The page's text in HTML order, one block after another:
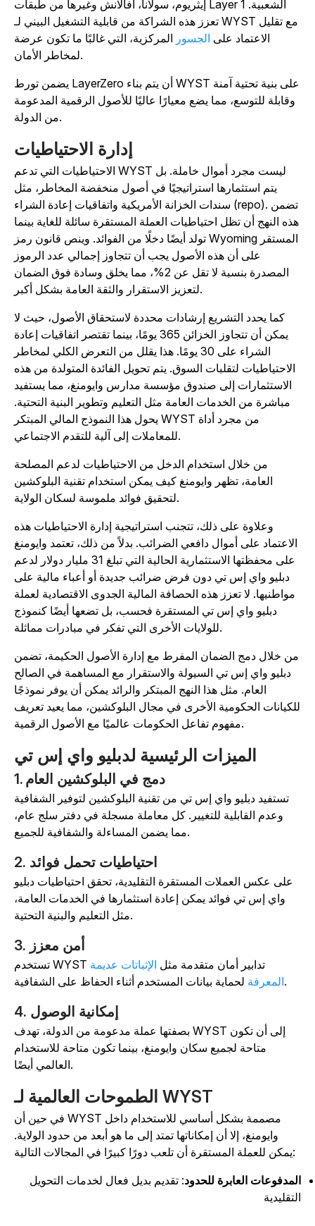
إيثريوم، سولانا، أفالانش وغيرها من طبقات Layer 1 الشعبية.
تعزز هذه الشراكة من قابلية التشغيل البيني لـ WYST مع تقليل
الاعتماد علىالجسورالمركزية، التي غالبًا ما تكون عرضة
يضمن تورط LayerZero أن يتم بناء WYST على بنية تحتية آمنة
وقابلة للتوسع، مما يضع معيارًا عاليًا للأصول الرقمية المدعومة
إدارة الاحتياطيات
الاحتياطيات التي تدعم WYST ليست مجرد أموال خاملة. بل
يتم استثمارها استراتيجيًا في أصول منخفضة المخاطر، مثل
سندات الخزانة الأمريكية واتفاقيات إعادة الشراء (repo). تضمن
هذه النهج أن تظل احتياطيات العملة المستقرة سائلة للغاية بينما
تولد أيضًا دخلًا من الفوائد. وينص قانون رمز Wyoming المستقر
على أن هذه الأصول يجب أن تتجاوز إجمالي عدد الرموز
المصدرة بنسبة لا تقل عن 2%، مما يخلق وسادة فوق الضمان
كما يحدد التشريع إرشادات محددة لاستحقاق الأصول، حيث لا
يمكن أن تتجاوز الخزائن 365 يومًا، بينما تقتصر اتفاقيات إعادة
الشراء على 30 يومًا. هذا يقلل من التعرض الكلي لمخاطر
الاحتياطيات لتقلبات السوق. يتم تحويل الفائدة المتولدة من هذه
الاستثمارات إلى صندوق مؤسسة مدارس وايومنغ، مما يستفيد
مباشرة من الخدمات العامة مثل التعليم وتطوير البنية التحتية.
يحول هذا النموذج المالي المبتكر WYST من مجرد أداة
من خلال استخدام الدخل من الاحتياطيات لدعم المصلحة
العامة، تظهر وايومنغ كيف يمكن استخدام تقنية البلوكشين
وعلاوة على ذلك، تتجنب استراتيجية إدارة الاحتياطيات هذه
الاعتماد على أموال دافعي الضرائب. بدلاً من ذلك، تعتمد وايومنغ
على محفظتها الاستثمارية الحالية التي تبلغ 31 مليار دولار لدعم
دبليو واي إس تي دون فرض ضرائب جديدة أو أعباء مالية على
مواطنيها. لا تعزز هذه الحصافة المالية الجدوى الاقتصادية لعملة
دبليو واي إس تي المستقرة فحسب، بل تضعها أيضًا كنموذج
من خلال دمج الضمان المفرط مع إدارة الأصول الحكيمة، تضمن
دبليو واي إس تي السيولة والاستقرار مع المساهمة في الصالح
العام. مثل هذا النهج المبتكر والرائد يمكن أن يوفر نموذجًا
الحكومية الأخرى في مجال البلوكشين، مما يعيد تعريف
الميزات الرئيسية لدبليو واي إس تي
1. دمج في البلوكشين العام
تستفيد دبليو واي إس تي من تقنية البلوكشين لتوفير الشفافية
وعدم القابلية للتغيير. كل معاملة مسجلة في دفتر سلج عام،
2. احتياطيات تحمل فوائد
على عكس العملات المستقرة التقليدية، تحقق احتياطيات دبليو
واي إس تي فوائد يمكن إعادة استثمارها في الخدمات العامة،
3. أمن معزز
تستخدم WYST تدابير أمان متقدمة مثلالإثباتات عديمة
المعرفة
4. إمكانية الوصول
بصفتها عملة مدعومة من الدولة، تهدف WYST إلى أن تكون
متاحة لجميع سكان وايومنغ، بينما تكون متاحة للاستخدام
الطموحات العالمية لـ WYST
في حين أن WYST مصممة بشكل أساسي للاستخدام داخل
وايومنغ، إلا أن إمكاناتها تمتد إلى ما هو أبعد من حدود الولاية.
العابرة للحدود: تقديم بديل فعال لخدمات التحويل